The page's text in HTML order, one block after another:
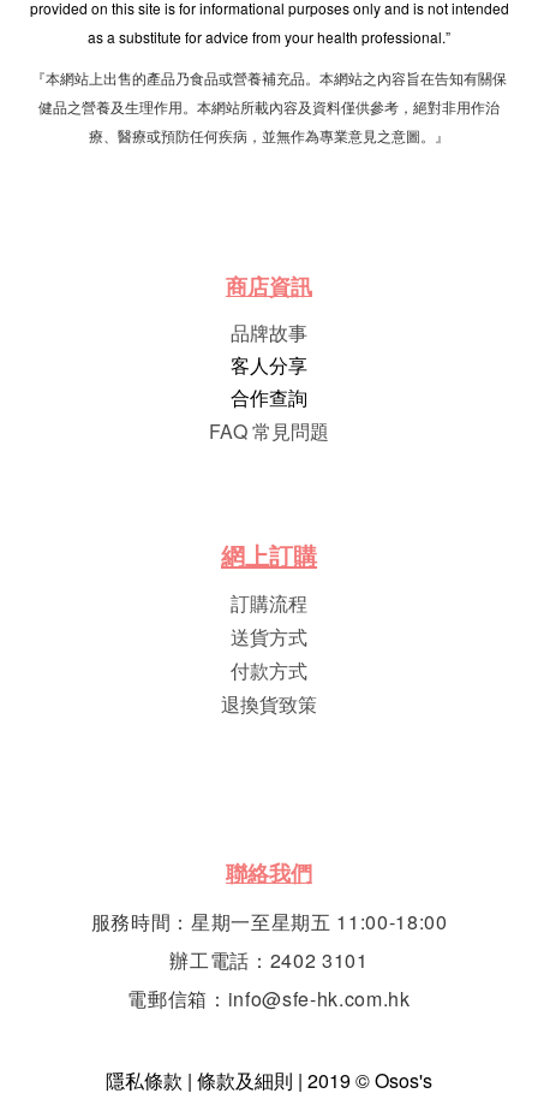
provided on this site is for informational purposes only and is not intended
as a substitute for advice from your health professional.”
『本網站上出售的產品乃食品或營養補充品。本網站之內容旨在告知有關保
健品之營養及生理作用。本網站所載內容及資料僅供參考，絕對非用作治
療、醫療或預防任何疾病，並無作為專業意見之意圖。』
商店資訊
品牌故事
客人分享
合作查詢
FAQ 常見問題
網上訂購
訂購流程
送貨方式
付款方式
退換貨致策
聯絡我們
服務時間：星期一至星期五 11:00-18:00
辦工電話：2402 3101
電郵信箱：info@sfe-hk.com.hk
隱私條款 | 條款及細則 | 2019 © Osos's